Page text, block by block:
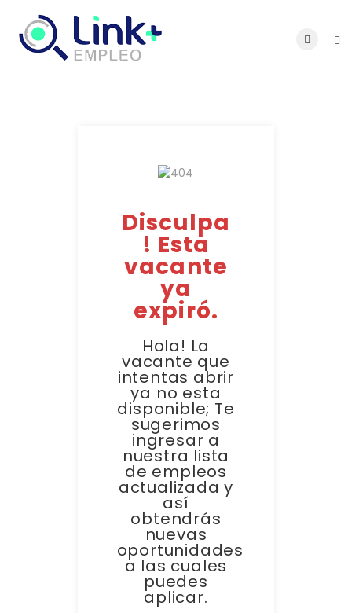
Disculpa
! Esta
vacante
ya
expiró.
Hola! La
vacante que
intentas abrir
ya no esta
disponible; Te
sugerimos
ingresar a
nuestra lista
de empleos
actualizada y
así
obtendrás
nuevas
oportunidades
a las cuales
puedes
aplicar.